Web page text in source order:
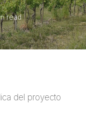
read
del proyecto